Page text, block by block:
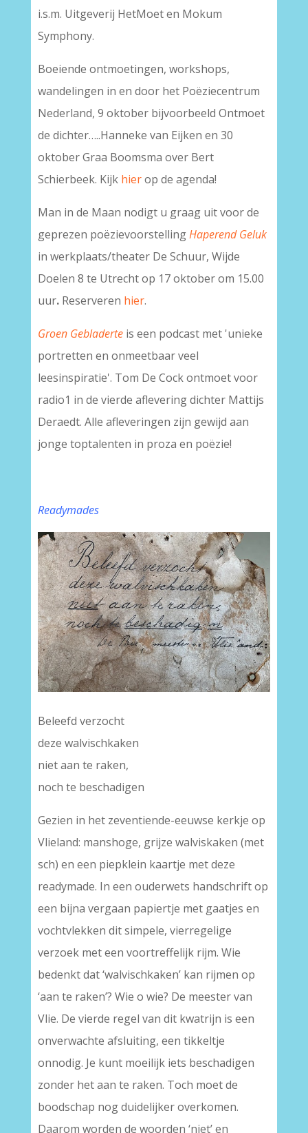
i.s.m. Uitgeverij HetMoet en Mokum
Symphony.
Boeiende ontmoetingen, workshops,
wandelingen in en door het Poëziecentrum
Nederland, 9 oktober bijvoorbeeld Ontmoet
de dichter…..Hanneke van Eijken en 30
oktober Graa Boomsma over Bert
Schierbeek. Kijk hierop de agenda!
Man in de Maan nodigt u graag uit voor de
geprezen poëzievoorstellingHaperend Geluk
in werkplaats/theater De Schuur, Wijde
Doelen 8 te Utrecht op 17 oktober om 15.00
uur. Reserveren hier.
Groen Gebladerteis een podcast met 'unieke
portretten en onmeetbaar veel
leesinspiratie'. Tom De Cock ontmoet voor
radio1 in de vierde aflevering dichter Mattijs
Deraedt. Alle afleveringen zijn gewijd aan
jonge toptalenten in proza en poëzie!
Readymades
Beleefd verzocht
deze walvischkaken
niet aan te raken,
noch te beschadigen
Gezien in het zeventiende-eeuwse kerkje op
Vlieland: manshoge, grijze walviskaken (met
sch) en een piepklein kaartje met deze
readymade. In een ouderwets handschrift op
een bijna vergaan papiertje met gaatjes en
vochtvlekken dit simpele, vierregelige
verzoek met een voortreffelijk rijm. Wie
bedenkt dat ‘walvischkaken’ kan rijmen op
‘aan te raken’? Wie o wie? De meester van
Vlie. De vierde regel van dit kwatrijn is een
onverwachte afsluiting, een tikkeltje
onnodig. Je kunt moeilijk iets beschadigen
zonder het aan te raken. Toch moet de
boodschap nog duidelijker overkomen.
Daarom worden de woorden ‘niet’ en